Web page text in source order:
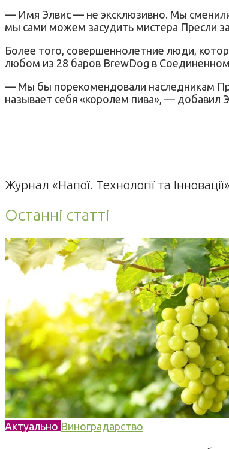
— Имя Элвис — не эксклюзивно. Мы сменили
мы сами можем засудить мистера Пресли
Более того, совершеннолетние люди,
любом из 28 баров BrewDog в
— Мы бы порекомендовали наследникам
называет себя «королем пива», — добавил
Журнал «Напої. Технології та Інновації»
Останні статті
Актуально Виноградарство